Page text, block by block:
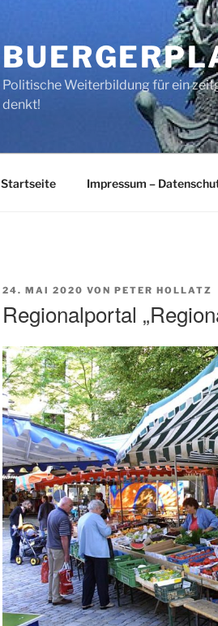
Politische Weiterbildung für ein
denkt!
Startseite Impressum –
VERÖFFENTLICHT
24. MAI 2020 VON PETER HOLLATZ
Regionalportal